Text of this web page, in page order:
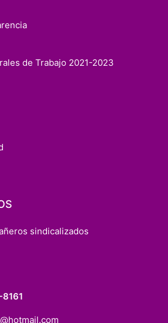
de Trabajo 2021-2023
sindicalizados